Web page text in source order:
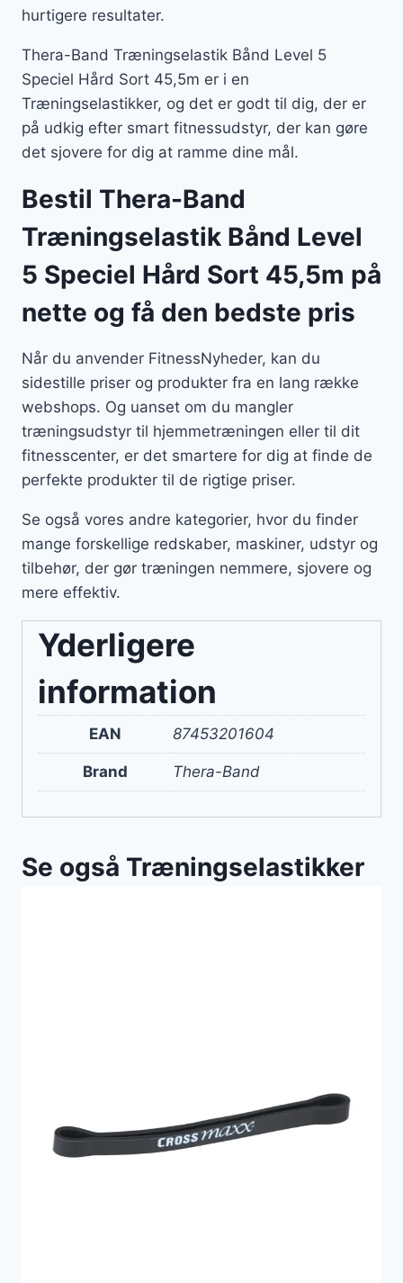
hurtigere resultater.
Thera-Band Træningselastik Bånd Level 5
Speciel Hård Sort 45,5m er i en
Træningselastikker, og det er godt til dig, der er
på udkig efter smart fitnessudstyr, der kan gøre
det sjovere for dig at ramme dine mål.
Bestil Thera-Band
Træningselastik Bånd Level
5 Speciel Hård Sort 45,5m på
nette og få den bedste pris
Når du anvender FitnessNyheder, kan du
sidestille priser og produkter fra en lang række
webshops. Og uanset om du mangler
træningsudstyr til hjemmetræningen eller til dit
fitnesscenter, er det smartere for dig at finde de
perfekte produkter til de rigtige priser.
Se også vores andre kategorier, hvor du finder
mange forskellige redskaber, maskiner, udstyr og
tilbehør, der gør træningen nemmere, sjovere og
mere effektiv.
Yderligere
information
EAN 87453201604
Brand Thera-Band
Se også Træningselastikker